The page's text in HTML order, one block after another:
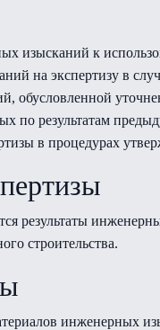
изысканий к
на экспертизу в
обусловленной
по результатам
в процедурах
результаты
строительства.
инженерных